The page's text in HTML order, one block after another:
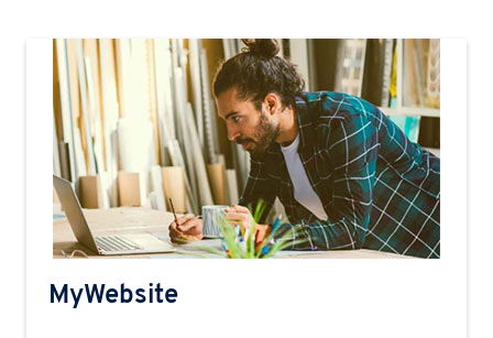
MyWebsite